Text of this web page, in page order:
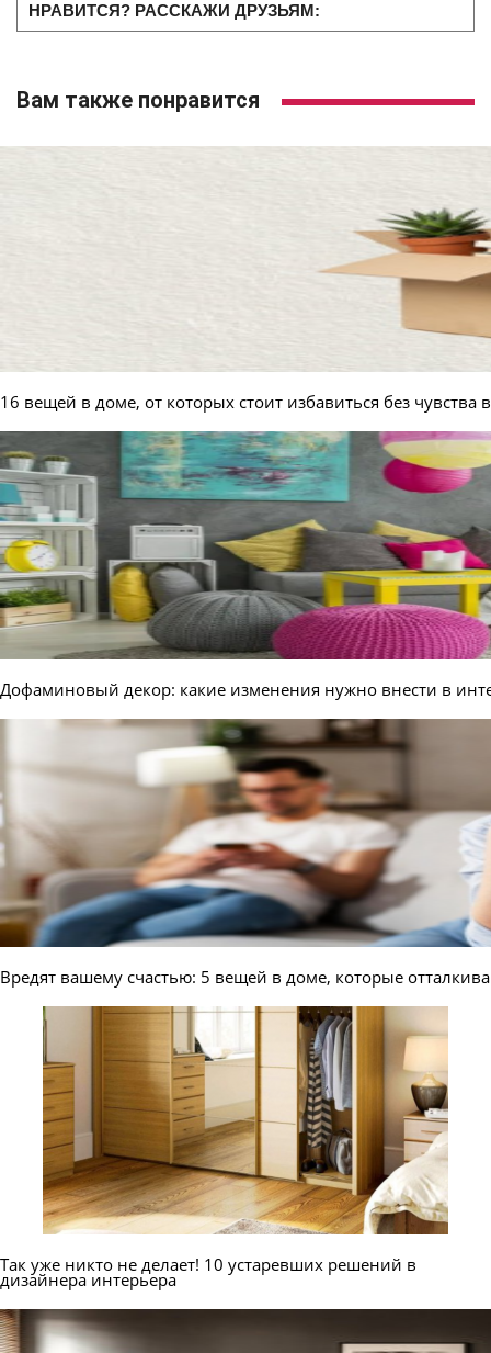
НРАВИТСЯ? РАССКАЖИ ДРУЗЬЯМ:
Вам также понравится
16 вещей в доме, от которых стоит избавиться без чувства
Дофаминовый декор: какие изменения нужно внести в
Вредят вашему счастью: 5 вещей в доме, которые
Так уже никто не делает! 10 устаревших решений в
дизайнера интерьера